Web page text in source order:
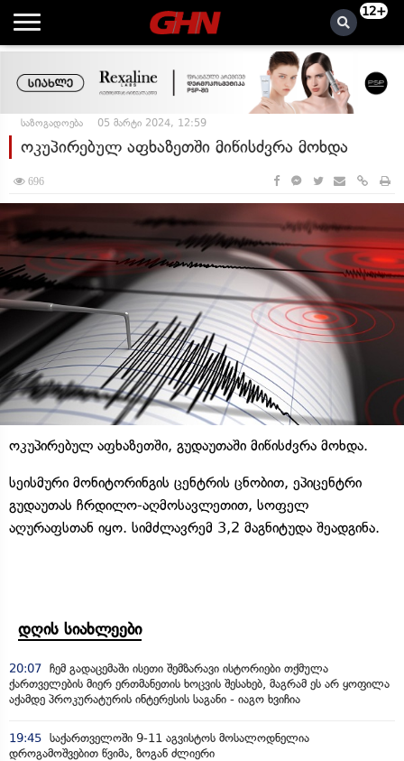
12+
საზოგადოება 05 მარტი 2024, 12:59
ოკუპირებულ აფხაზეთში მიწისძვრა მოხდა
696
ოკუპირებულ აფხაზეთში, გუდაუთაში მიწისძვრა მოხდა.
სეისმური მონიტორინგის ცენტრის ცნობით, ეპიცენტრი
გუდაუთას ჩრდილო-აღმოსავლეთით, სოფელ
აღურაფსთან იყო. სიმძლავრემ 3,2 მაგნიტუდა შეადგინა.
დღის სიახლეები
20:07 ჩემ გადაცემაში ისეთი შემზარავი ისტორიები თქმულა
ქართველების მიერ ერთმანეთის ხოცვის შესახებ, მაგრამ ეს არ ყოფილა
აქამდე პროკურატურის ინტერესის საგანი - იაგო ხვიჩია
19:45 საქართველოში 9-11 აგვისტოს მოსალოდნელია
დროგამოშვებით წვიმა, ზოგან ძლიერი